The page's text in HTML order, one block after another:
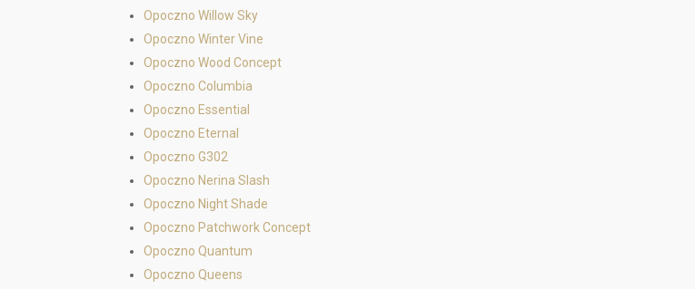
Opoczno Willow Sky
Opoczno Winter Vine
Opoczno Wood Concept
Opoczno Columbia
Opoczno Essential
Opoczno Eternal
Opoczno G302
Opoczno Nerina Slash
Opoczno Night Shade
Opoczno Patchwork Concept
Opoczno Quantum
Opoczno Queens